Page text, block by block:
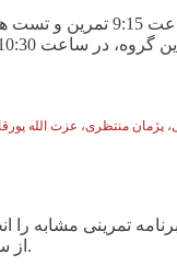
این گروه از
پژمان منتظری، عزت الله
تمرینی مشابه
از ساعت 18 ملی پوشان در زمین چمن تمرین کنند.